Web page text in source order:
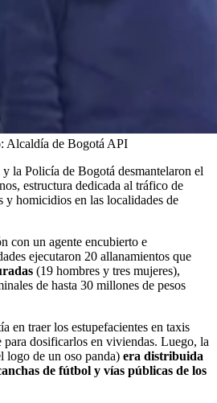
Alcaldía de Bogotá API
la Policía de Bogotá desmantelaron el
estructura dedicada al tráfico de
y homicidios en las localidades de
con un agente encubierto e
ejecutaron 20 allanamientos que
(19 hombres y tres mujeres),
de hasta 30 millones de pesos
en traer los estupefacientes en taxis
para dosificarlos en viviendas. Luego, la
logo de un oso panda) era distribuida
de fútbol y vías públicas de los